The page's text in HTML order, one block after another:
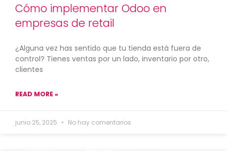
Cómo implementar Odoo en
empresas de retail
¿Alguna vez has sentido que tu tienda está fuera de
control? Tienes ventas por un lado, inventario por otro,
clientes
READ MORE »
junio 25, 2025 No hay comentarios